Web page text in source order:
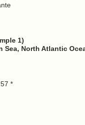
1)
Sea, North Atlantic
*